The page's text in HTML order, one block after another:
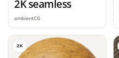
2K seamless
ambientCG
2K